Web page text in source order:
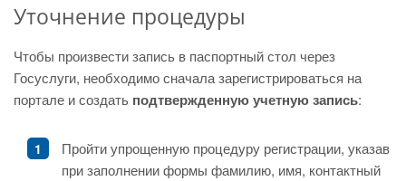
Уточнение процедуры
Чтобы произвести запись в паспортный стол через
Госуслуги, необходимо сначала зарегистрироваться на
портале и создать подтвержденную учетную запись:
Пройти упрощенную процедуру регистрации, указав
при заполнении формы фамилию, имя, контактный